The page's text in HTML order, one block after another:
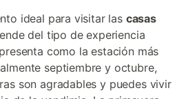
ideal para visitar las casas
del tipo de experiencia
como la estación más
septiembre y octubre,
son agradables y puedes vivir